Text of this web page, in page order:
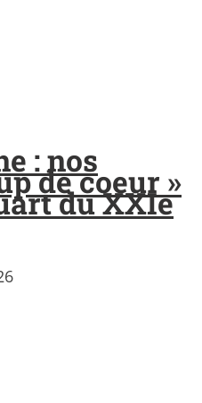
: nos
de coeur »
du XXIe